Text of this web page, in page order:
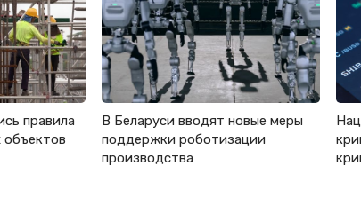
правила
объектов
В Беларуси вводят новые меры
поддержки роботизации
производства